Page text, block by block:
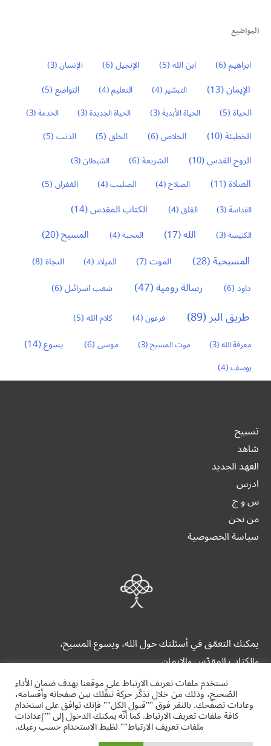
المواضيع
ابراهيم(6) ابن الله(5) الإنجيل(6) الإنسان(3)
الإيمان(13) التبشير(4) التعليم(4) التواضع(5)
الحياة(5) الحياة الأبدية(3) الحياة الجديدة(3) الخدمة(3)
الخطيئة(10) الخلاص(6) الخلق(5) الذنب(5)
الروح القدس(10) الشريعة(6) الشيطان(3)
الصلاة(11) الصلاح(4) الصليب(4) الغفران(5)
القداسة(3) القلق(4) الكتاب المقدس(14)
الكنيسة(3) الله(17) المحبة(4) المسيح(20)
المسيحية(28) الموت(7) الميلاد(4) النجاة(8)
داود(6) رسالة رومية(47) شعب اسرائيل(6)
طريق البر(89) فرعون(4) كلام الله(5)
معرفة الله(3) موت المسيح(3) موسى(6) يسوع(14)
يوسف(4)
تسبيح
شاهد
العهد الجديد
ادرس
س و ج
من نحن
سياسة الخصوصية
يمكنك التعمّق في أسئلتك حول الله، ويسوع المسيح،
والكتاب المقدّس والإيمان.
alrrabita.org
نستخدم ملفات تعريف الارتباط على موقعنا بهدف ضمان الأداء
الصّحيح، وذلك من خلال تذكّر حركة تنقّلك بين صفحاته وأقسامه،
وعادات تصفّحك. بالنقر فوق ""قبول الكل"" فإنك توافق على استخدام
كافة ملفات تعريف الارتباط. كما أنّه يمكنك الدخول إلى ""إعدادات
ملفات تعريف الارتباط"" لظبط الاستخدام حسب رغبك.